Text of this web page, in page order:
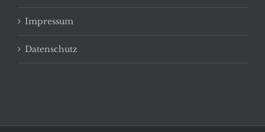
Impressum
Datenschutz